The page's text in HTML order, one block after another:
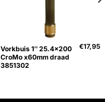
Vorkbuis 1″ 25.4×200
CroMo x60mm draad
3851302
€17,95